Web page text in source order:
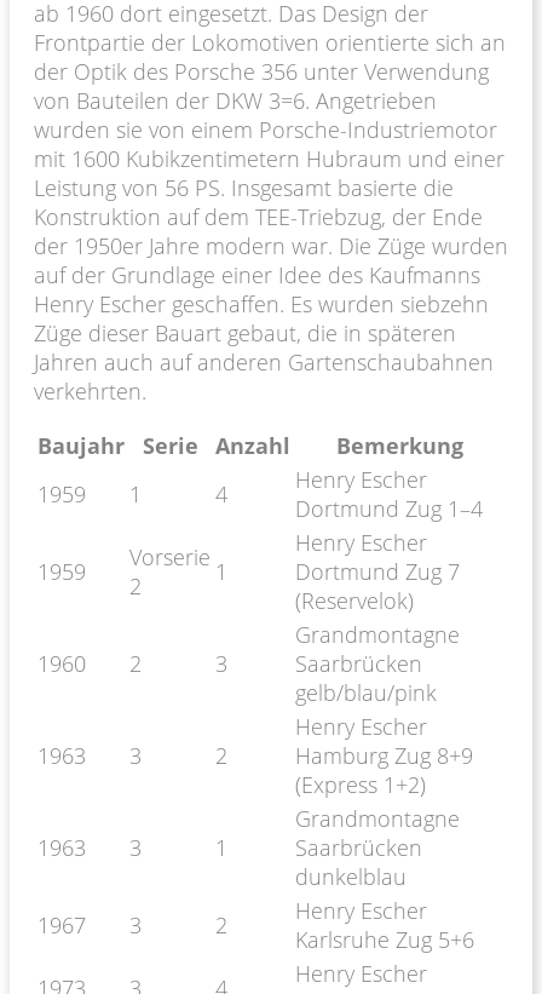
ab 1960 dort eingesetzt. Das Design der
Frontpartie der Lokomotiven orientierte sich an
der Optik des Porsche 356 unter Verwendung
von Bauteilen der DKW 3=6. Angetrieben
wurden sie von einem Porsche-Industriemotor
mit 1600 Kubikzentimetern Hubraum und einer
Leistung von 56 PS. Insgesamt basierte die
Konstruktion auf dem TEE-Triebzug, der Ende
der 1950er Jahre modern war. Die Züge wurden
auf der Grundlage einer Idee des Kaufmanns
Henry Escher geschaffen. Es wurden siebzehn
Züge dieser Bauart gebaut, die in späteren
Jahren auch auf anderen Gartenschaubahnen
verkehrten.
Baujahr
Serie Anzahl
Bemerkung
1959
1 4
Henry Escher
Dortmund Zug 1–4
1959
Vorserie
2
1
Henry Escher
Dortmund Zug 7
(Reservelok)
1960 2 3
Grandmontagne
Saarbrücken
gelb/blau/pink
1963 3 2
Henry Escher
Hamburg Zug 8+9
(Express 1+2)
1963 3 1
Grandmontagne
Saarbrücken
dunkelblau
1967
3 2
Henry Escher
Karlsruhe Zug 5+6
1973
3 4
Henry Escher